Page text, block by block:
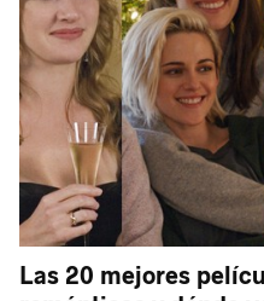
Las 20 mejores